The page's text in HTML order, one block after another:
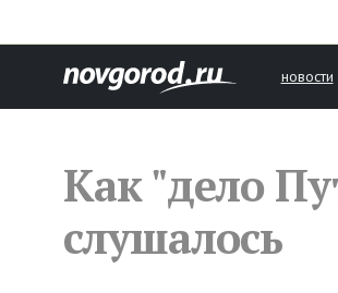
новости
Как "дело
слушалось